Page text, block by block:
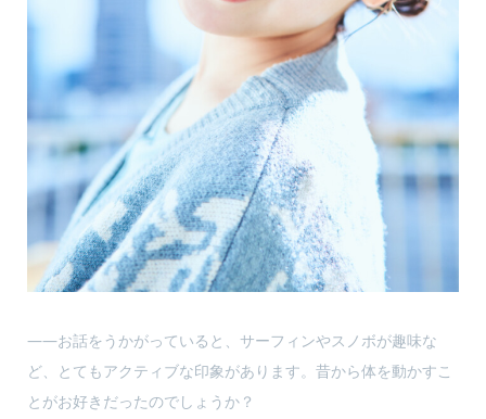
――お話をうかがっていると、サーフィンやスノボが趣味な
ど、とてもアクティブな印象があります。昔から体を動かすこ
とがお好きだったのでしょうか？